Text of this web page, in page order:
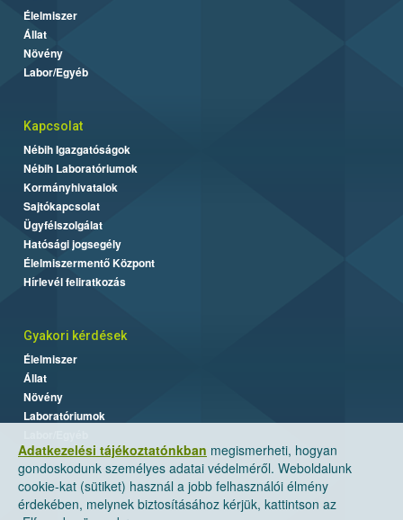
Adatkezelési tájékoztatónkban megismerheti, hogyan
gondoskodunk személyes adatai védelméről. Weboldalunk
cookie-kat (sütiket) használ a jobb felhasználói élmény
érdekében, melynek biztosításához kérjük, kattintson az
Élelmiszer
Állat
Növény
Labor/Egyéb
Kapcsolat
Nébih Igazgatóságok
Nébih Laboratóriumok
Kormányhivatalok
Sajtókapcsolat
Ügyfélszolgálat
Hatósági jogsegély
Élelmiszermentő Központ
Hírlevél feliratkozás
Gyakori kérdések
Élelmiszer
Állat
Növény
Laboratóriumok